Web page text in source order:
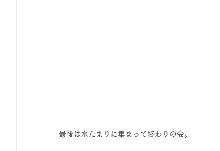
最後は水たまりに集まって終わりの会。